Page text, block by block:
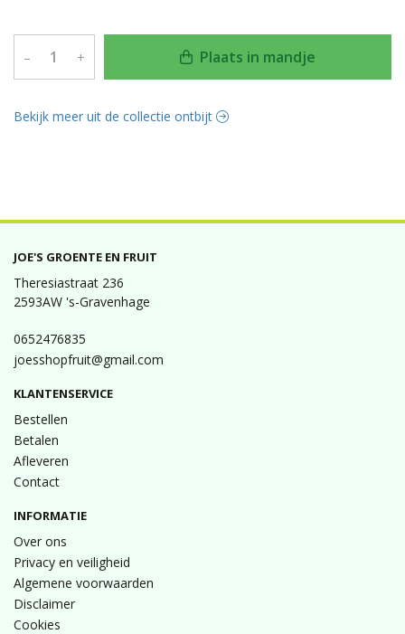
– + Plaats in mandje
Bekijk meer uit de collectie ontbijt
JOE'S GROENTE EN FRUIT
Theresiastraat 236
2593AW 's-Gravenhage
0652476835
joesshopfruit@gmail.com
KLANTENSERVICE
Bestellen
Betalen
Afleveren
Contact
INFORMATIE
Over ons
Privacy en veiligheid
Algemene voorwaarden
Disclaimer
Cookies